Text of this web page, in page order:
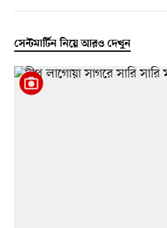
সেন্টমার্টিন নিয়ে আরও দেখুন